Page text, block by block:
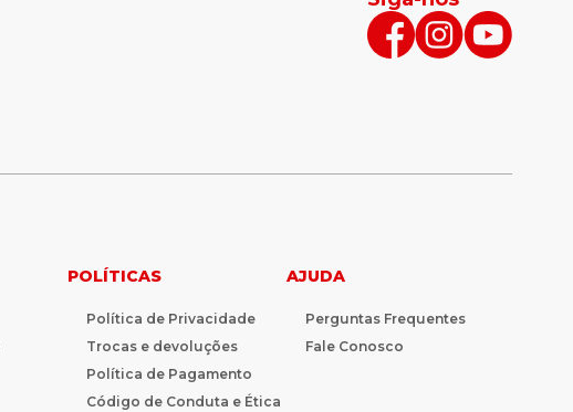
POLÍTICAS
Política de Privacidade
Trocas e devoluções
Política de Pagamento
Código de Conduta e Ética
AJUDA
Perguntas Frequentes
Fale Conosco